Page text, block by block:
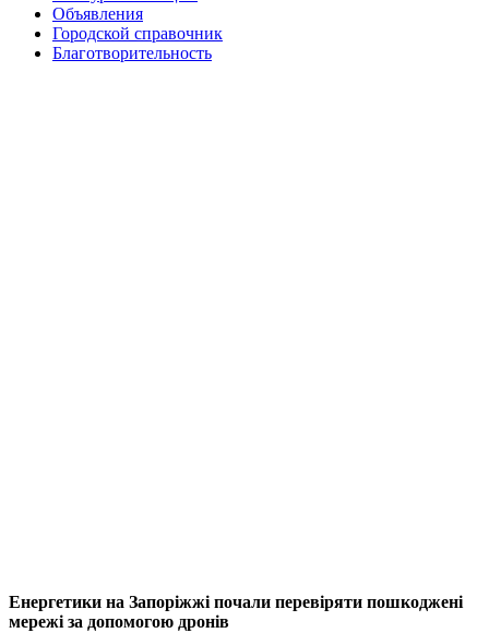
Объявления
Городской справочник
Благотворительность
Енергетики на Запоріжжі почали перевіряти пошкоджені
мережі за допомогою дронів